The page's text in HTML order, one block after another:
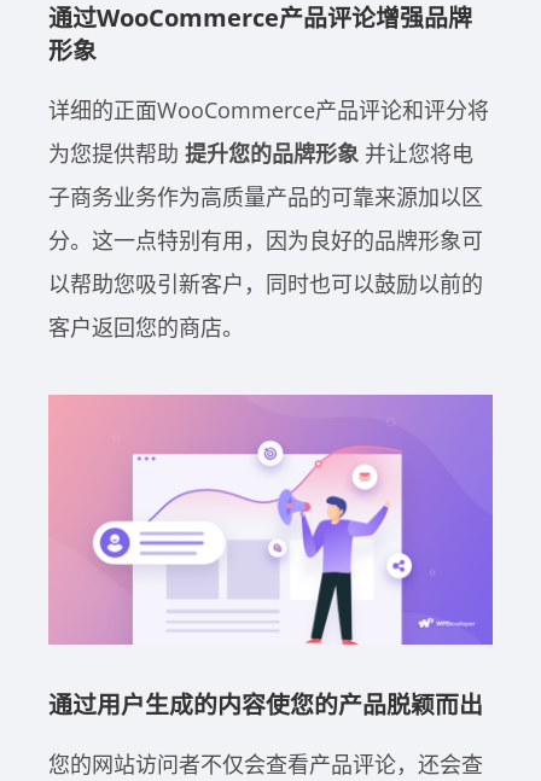
通过WooCommerce产品评论增强品牌
形象
详细的正面WooCommerce产品评论和评分将
为您提供帮助 提升您的品牌形象 并让您将电
子商务业务作为高质量产品的可靠来源加以区
分。这一点特别有用，因为良好的品牌形象可
以帮助您吸引新客户，同时也可以鼓励以前的
客户返回您的商店。
通过用户生成的内容使您的产品脱颖而出
您的网站访问者不仅会查看产品评论，还会查